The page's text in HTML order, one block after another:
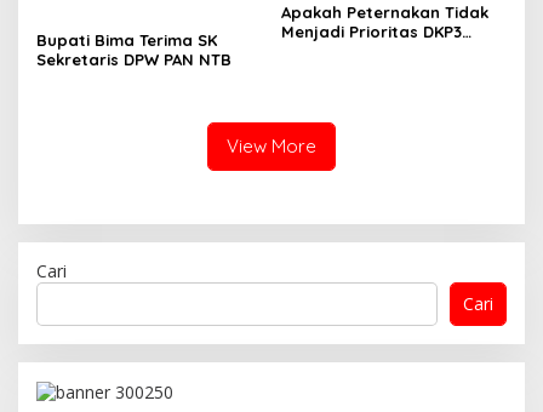
Bupati Bima Terima SK
Sekretaris DPW PAN NTB
Apakah Peternakan Tidak
Menjadi Prioritas DKP3
View More
Cari
Cari